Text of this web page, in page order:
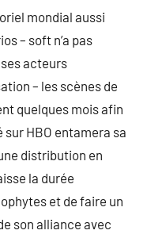
mondial aussi
– soft n’a pas
acteurs
– les scènes de
quelques mois afin
HBO entamera sa
distribution en
la durée
et de faire un
son alliance avec